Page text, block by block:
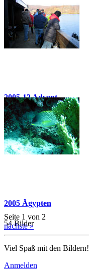
2005-12 Advent
26 Bilder
2005 Ägypten
54 Bilder
Seite 1 von 2
nächste »
Viel Spaß mit den Bildern!
Anmelden